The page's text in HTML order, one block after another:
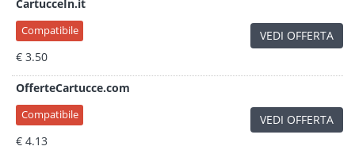
CartucceIn.it
Compatibile
€ 3.50
VEDI OFFERTA
OfferteCartucce.com
Compatibile
€ 4.13
VEDI OFFERTA